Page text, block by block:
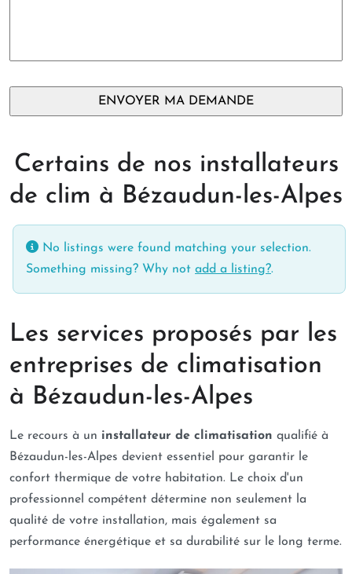
Certains de nos installateurs
de clim à Bézaudun-les-Alpes
No listings were found matching your selection.
Something missing? Why not add a listing?.
Les services proposés par les
entreprises de climatisation
à Bézaudun-les-Alpes
Le recours à un installateur de climatisation qualifié à
Bézaudun-les-Alpes devient essentiel pour garantir le
confort thermique de votre habitation. Le choix d'un
professionnel compétent détermine non seulement la
qualité de votre installation, mais également sa
performance énergétique et sa durabilité sur le long terme.